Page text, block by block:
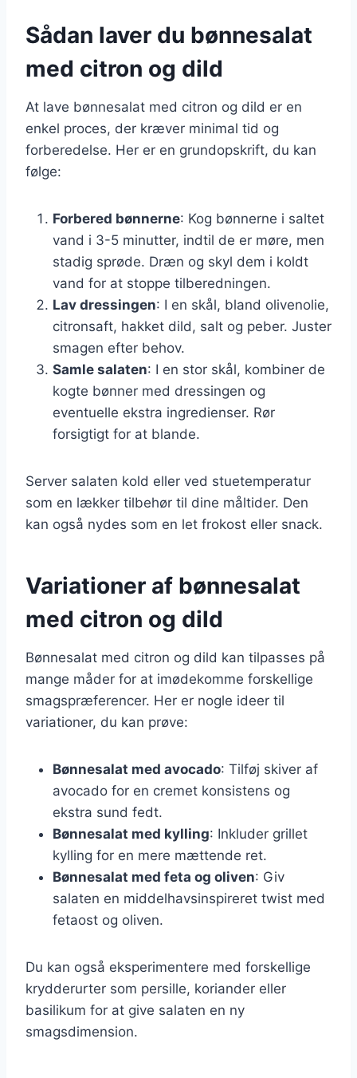
Sådan laver du bønnesalat
med citron og dild
At lave bønnesalat med citron og dild er en
enkel proces, der kræver minimal tid og
forberedelse. Her er en grundopskrift, du kan
følge:
Forbered bønnerne: Kog bønnerne i saltet
vand i 3-5 minutter, indtil de er møre, men
stadig sprøde. Dræn og skyl dem i koldt
vand for at stoppe tilberedningen.
Lav dressingen: I en skål, bland olivenolie,
citronsaft, hakket dild, salt og peber. Juster
smagen efter behov.
Samle salaten: I en stor skål, kombiner de
kogte bønner med dressingen og
eventuelle ekstra ingredienser. Rør
forsigtigt for at blande.
Server salaten kold eller ved stuetemperatur
som en lækker tilbehør til dine måltider. Den
kan også nydes som en let frokost eller snack.
Variationer af bønnesalat
med citron og dild
Bønnesalat med citron og dild kan tilpasses på
mange måder for at imødekomme forskellige
smagspræferencer. Her er nogle ideer til
variationer, du kan prøve:
Bønnesalat med avocado: Tilføj skiver af
avocado for en cremet konsistens og
ekstra sund fedt.
Bønnesalat med kylling: Inkluder grillet
kylling for en mere mættende ret.
Bønnesalat med feta og oliven: Giv
salaten en middelhavsinspireret twist med
fetaost og oliven.
Du kan også eksperimentere med forskellige
krydderurter som persille, koriander eller
basilikum for at give salaten en ny
smagsdimension.